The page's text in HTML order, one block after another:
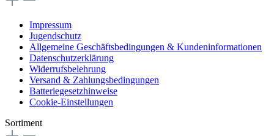
Impressum
Jugendschutz
Allgemeine Geschäftsbedingungen & Kundeninformationen
Datenschutzerklärung
Widerrufsbelehrung
Versand & Zahlungsbedingungen
Batteriegesetzhinweise
Cookie-Einstellungen
Sortiment